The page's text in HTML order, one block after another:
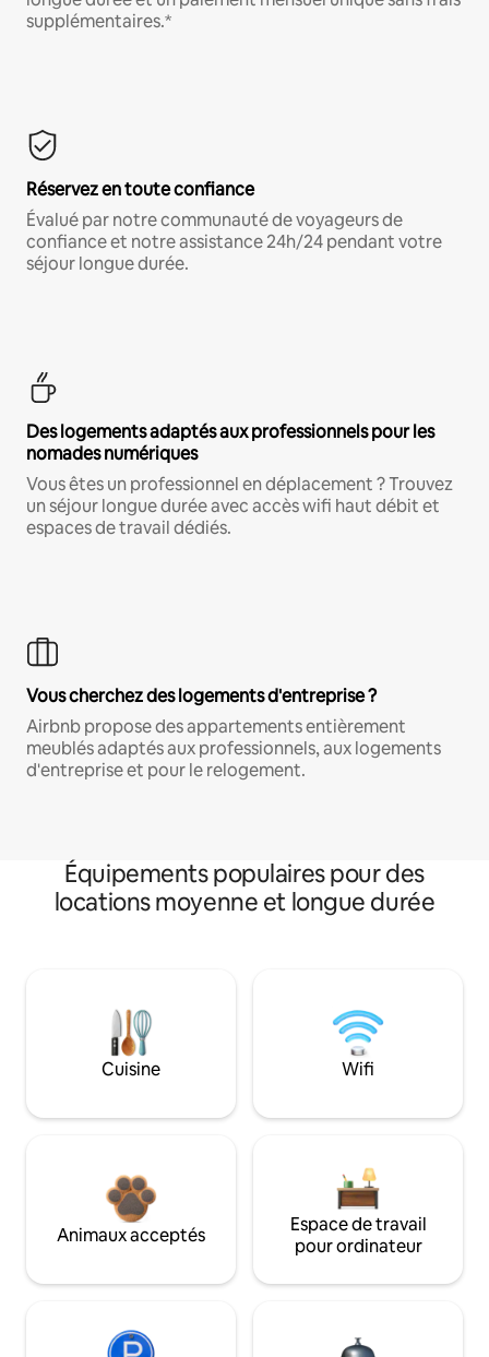
supplémentaires.*
Réservez en toute confiance
Évalué par notre communauté de voyageurs de
confiance et notre assistance 24h/24 pendant votre
séjour longue durée.
Des logements adaptés aux professionnels pour les
nomades numériques
Vous êtes un professionnel en déplacement ? Trouvez
un séjour longue durée avec accès wifi haut débit et
espaces de travail dédiés.
Vous cherchez des logements d'entreprise ?
Airbnb propose des appartements entièrement
meublés adaptés aux professionnels, aux logements
d'entreprise et pour le relogement.
Équipements populaires pour des
locations moyenne et longue durée
Cuisine Wifi
Animaux acceptés
Espace de travail
pour ordinateur